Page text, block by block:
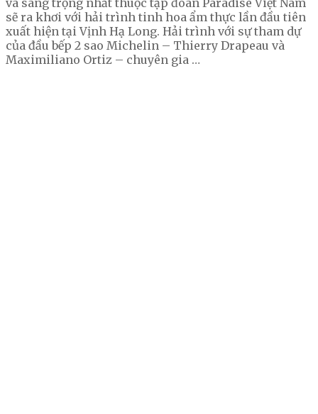
và sang trọng nhất thuộc tập đoàn Paradise Việt Nam
sẽ ra khơi với hải trình tinh hoa ẩm thực lần đầu tiên
xuất hiện tại Vịnh Hạ Long. Hải trình với sự tham dự
của đầu bếp 2 sao Michelin – Thierry Drapeau và
Maximiliano Ortiz – chuyên gia …